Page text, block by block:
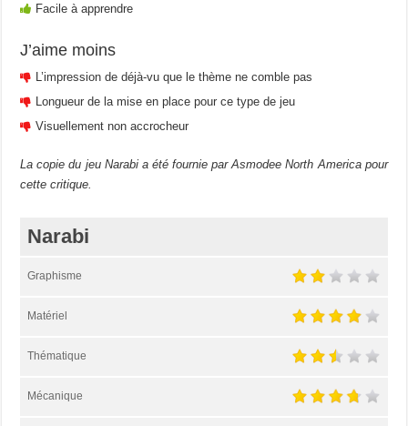
Facile à apprendre
J’aime moins
L’impression de déjà-vu que le thème ne comble pas
Longueur de la mise en place pour ce type de jeu
Visuellement non accrocheur
La copie du jeu Narabi a été fournie par Asmodee North America pour
cette critique.
Narabi
Graphisme
Matériel
Thématique
Mécanique